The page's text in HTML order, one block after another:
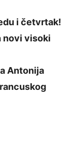
i četvrtak!
novi visoki
Antonija